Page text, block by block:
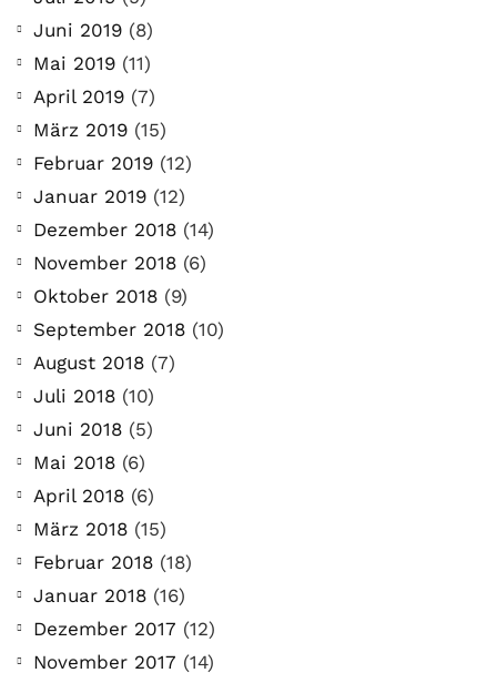
Juni 2019 (8)
Mai 2019 (11)
April 2019 (7)
März 2019 (15)
Februar 2019 (12)
Januar 2019 (12)
Dezember 2018 (14)
November 2018 (6)
Oktober 2018 (9)
September 2018 (10)
August 2018 (7)
Juli 2018 (10)
Juni 2018 (5)
Mai 2018 (6)
April 2018 (6)
März 2018 (15)
Februar 2018 (18)
Januar 2018 (16)
Dezember 2017 (12)
November 2017 (14)